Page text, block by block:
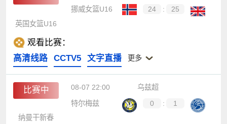
挪威女篮U16 24 :
25
英国女篮U16
观看比赛：
高清线路
CCTV5 文字直播 更多
比赛中 08-07 22:00
乌兹超
特尔梅兹
0 :
1
纳曼干新春